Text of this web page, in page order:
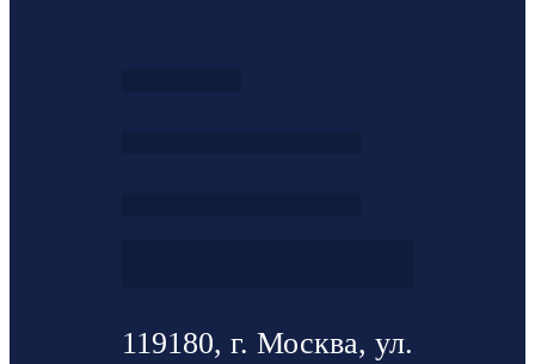
119180, г. Москва, ул.